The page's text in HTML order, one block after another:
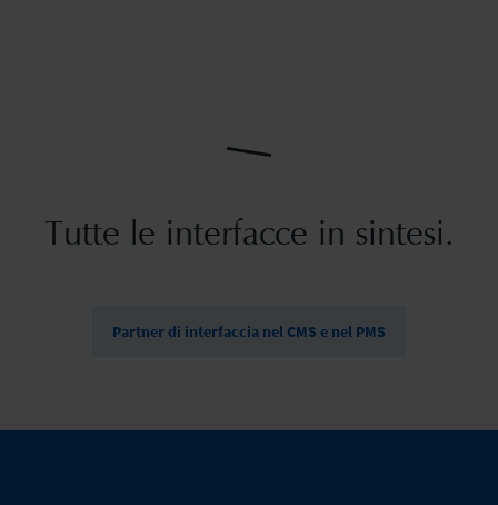
Tutte le interfacce in sintesi.
Partner di interfaccia nel CMS e nel PMS